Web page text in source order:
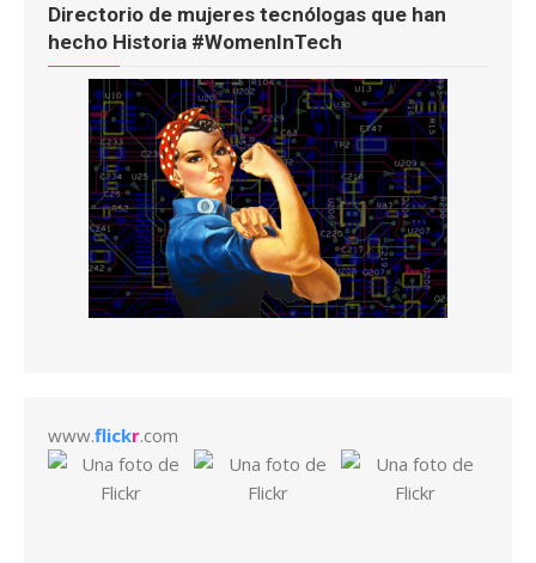
Directorio de mujeres tecnólogas que han
hecho Historia #WomenInTech
www.flickr.com